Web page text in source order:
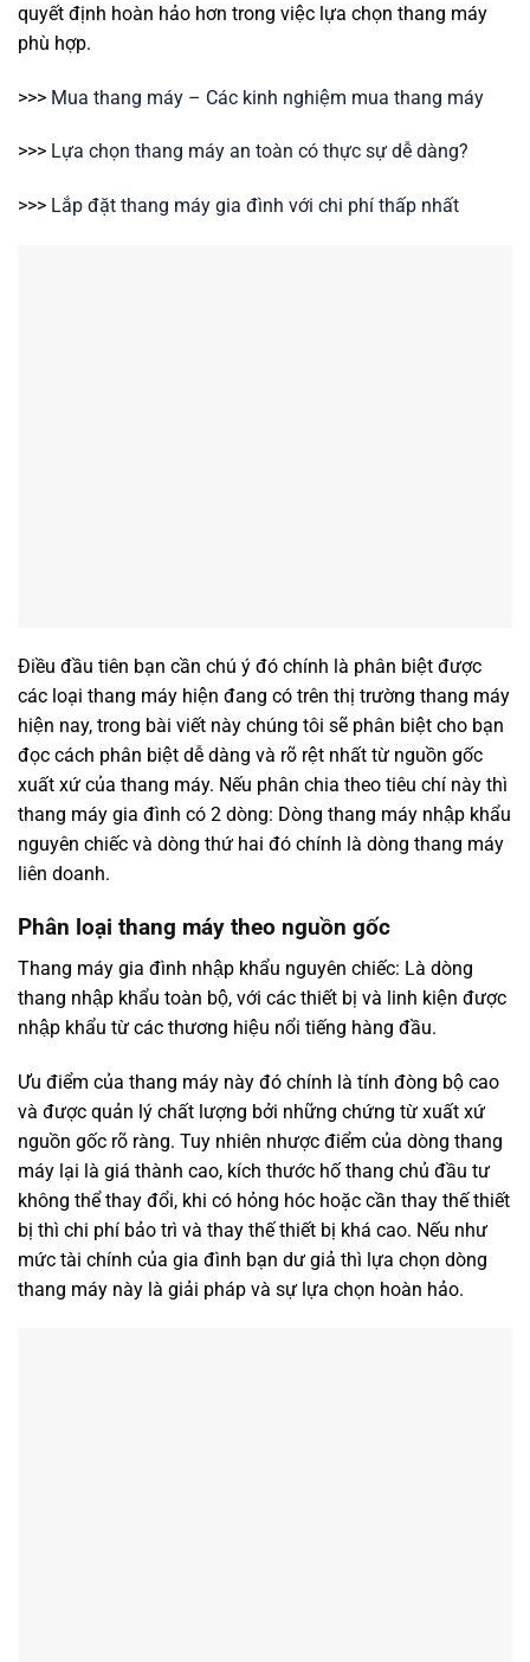
quyết định hoàn hảo hơn trong việc lựa chọn thang máy
phù hợp.
>>> Mua thang máy – Các kinh nghiệm mua thang máy
>>> Lựa chọn thang máy an toàn có thực sự dễ dàng?
>>> Lắp đặt thang máy gia đình với chi phí thấp nhất
Điều đầu tiên bạn cần chú ý đó chính là phân biệt được
các loại thang máy hiện đang có trên thị trường thang máy
hiện nay, trong bài viết này chúng tôi sẽ phân biệt cho bạn
đọc cách phân biệt dễ dàng và rõ rệt nhất từ nguồn gốc
xuất xứ của thang máy. Nếu phân chia theo tiêu chí này thì
thang máy gia đình có 2 dòng: Dòng thang máy nhập khẩu
nguyên chiếc và dòng thứ hai đó chính là dòng thang máy
liên doanh.
Phân loại thang máy theo nguồn gốc
Thang máy gia đình nhập khẩu nguyên chiếc: Là dòng
thang nhập khẩu toàn bộ, với các thiết bị và linh kiện được
nhập khẩu từ các thương hiệu nổi tiếng hàng đầu.
Ưu điểm của thang máy này đó chính là tính đòng bộ cao
và được quản lý chất lượng bởi những chứng từ xuất xứ
nguồn gốc rõ ràng. Tuy nhiên nhược điểm của dòng thang
máy lại là giá thành cao, kích thước hố thang chủ đầu tư
không thể thay đổi, khi có hỏng hóc hoặc cần thay thế thiết
bị thì chi phí bảo trì và thay thế thiết bị khá cao. Nếu như
mức tài chính của gia đình bạn dư giả thì lựa chọn dòng
thang máy này là giải pháp và sự lựa chọn hoàn hảo.